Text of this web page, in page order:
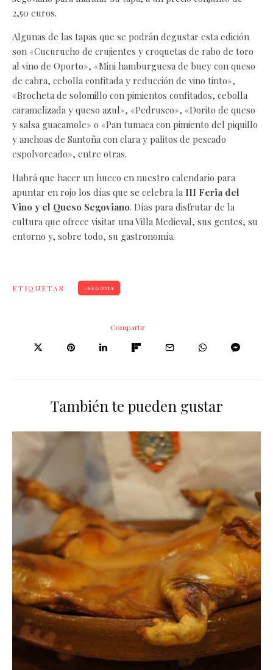
2,50 euros.
Algunas de las tapas que se podrán degustar esta edición
son «Cucurucho de crujientes y croquetas de rabo de toro
al vino de Oporto», «Mini hamburguesa de buey con queso
de cabra, cebolla confitada y reducción de vino tinto»,
«Brocheta de solomillo con pimientos confitados, cebolla
caramelizada y queso azul», «Pedrusco», «Dorito de queso
y salsa guacamole» o «Pan tumaca con pimiento del piquillo
y anchoas de Santoña con clara y palitos de pescado
espolvoreado», entre otras.
Habrá que hacer un hueco en nuestro calendario para
apuntar en rojo los días que se celebra la III Feria del
Vino y el Queso Segoviano. Días para disfrutar de la
cultura que ofrece visitar una Villa Medieval, sus gentes, su
entorno y, sobre todo, su gastronomía.
ETIQUETAS SEGOVIA
Compartir
También te pueden gustar